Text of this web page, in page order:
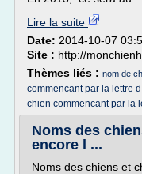
Lire la suite
Date: 2014-10-07
Site : http://
Thèmes liés : nom de
commencant par la lettre d
chien commencant par la
Noms des
encore l ...
Noms des chiens et